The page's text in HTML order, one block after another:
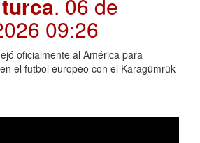
09:26
oficialmente al América para
el futbol europeo con el Karagümrük